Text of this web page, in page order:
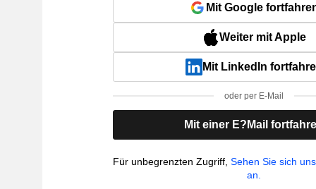
Mit Google
Weiter mit Apple
Mit LinkedIn
oder per E-Mail
Mit einer E?Mail
Für unbegrenzten Zugriff,Sehen Sie sich
an.